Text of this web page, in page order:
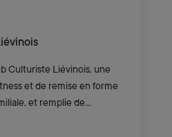
Culturiste Liévinois, une
et de remise en forme
et remplie de